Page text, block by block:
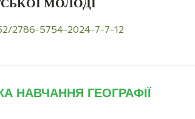
МОЛОДІ
2786-5754-2024-7-7-12
НАВЧАННЯ ГЕОГРАФІЇ